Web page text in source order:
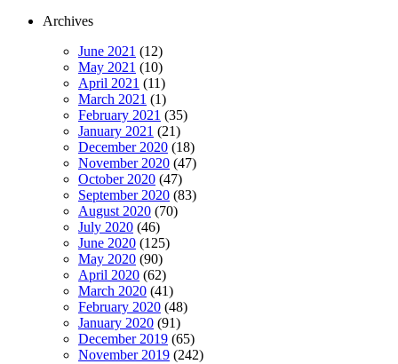
Archives
June 2021 (12)
May 2021 (10)
April 2021 (11)
March 2021 (1)
February 2021 (35)
January 2021 (21)
December 2020 (18)
November 2020 (47)
October 2020 (47)
September 2020 (83)
August 2020 (70)
July 2020 (46)
June 2020 (125)
May 2020 (90)
April 2020 (62)
March 2020 (41)
February 2020 (48)
January 2020 (91)
December 2019 (65)
November 2019 (242)